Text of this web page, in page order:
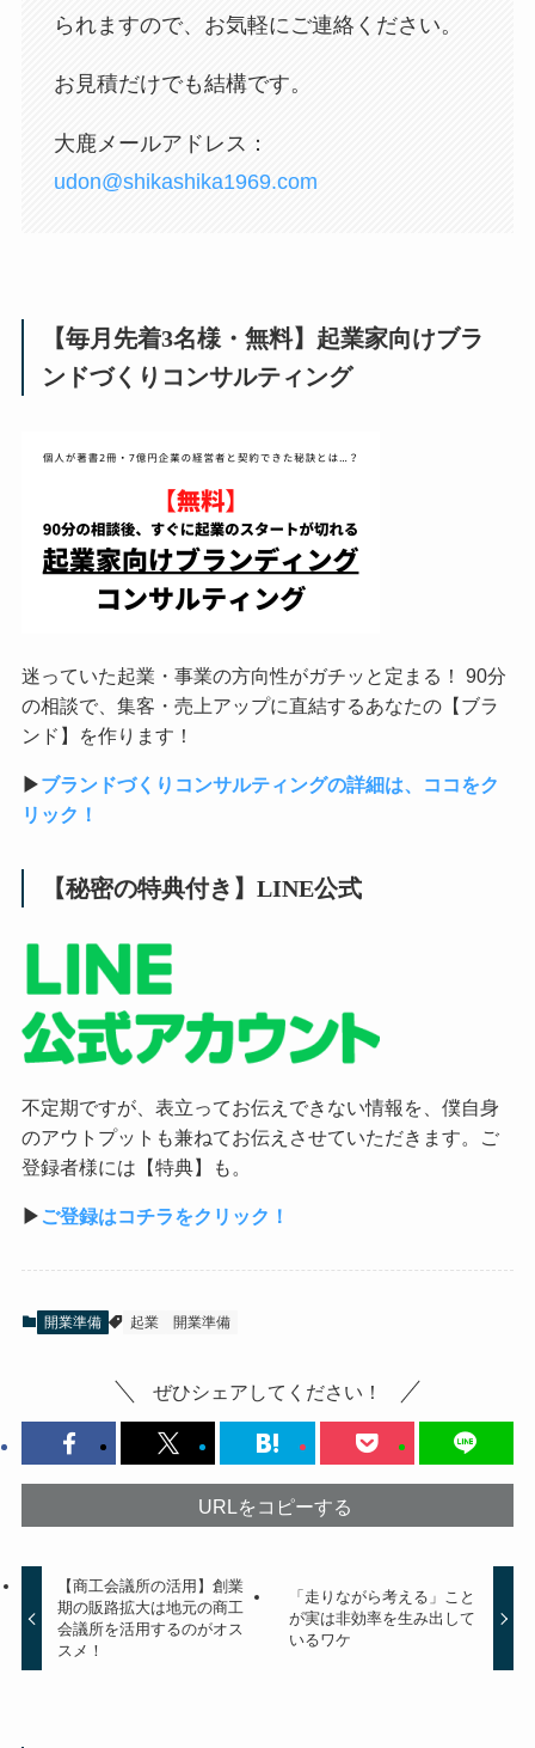
られますので、お気軽にご連絡ください。
お見積だけでも結構です。
大鹿メールアドレス：
udon@shikashika1969.com​​
【毎月先着3名様・無料】起業家向けブラ
ンドづくりコンサルティング
迷っていた起業・事業の方向性がガチッと定まる！ 90分
の相談で、集客・売上アップに直結するあなたの【ブラ
ンド】を作ります！
▶︎ブランドづくりコンサルティングの詳細は、ココをク
リック！
【秘密の特典付き】LINE公式
不定期ですが、表立ってお伝えできない情報を、僕自身
のアウトプットも兼ねてお伝えさせていただきます。ご
登録者様には【特典】も。
▶︎ ご登録はコチラをクリック！
開業準備 起業 開業準備
ぜひシェアしてください！
URLをコピーする
【商工会議所の活用】創業
期の販路拡大は地元の商工
会議所を活用するのがオス
スメ！
「走りながら考える」こと
が実は非効率を生み出して
いるワケ